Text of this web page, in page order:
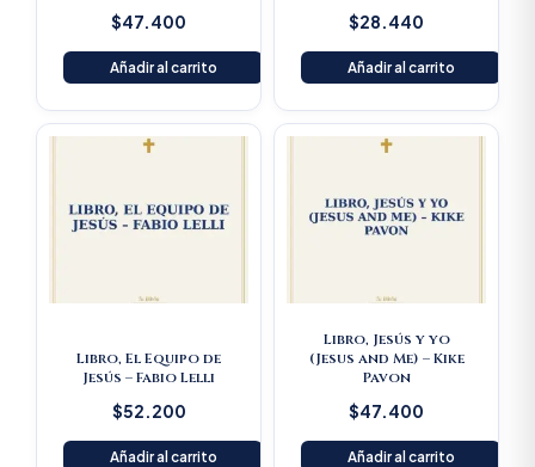
$47.400
Añadir al carrito
$28.440
Añadir al carrito
Libro, El Equipo de
Jesús – Fabio Lelli
$52.200
Añadir al carrito
Libro, Jesús y yo
(Jesus and Me) – Kike
Pavon
$47.400
Añadir al carrito